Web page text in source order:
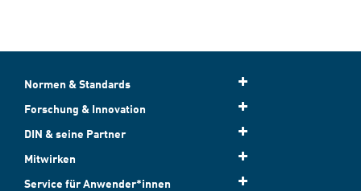
Normen & Standards
Forschung & Innovation
DIN & seine Partner
Mitwirken
Service für Anwender*innen